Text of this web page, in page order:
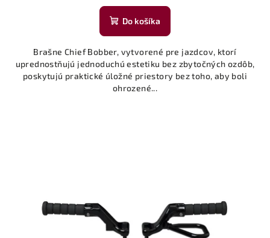
hodnotenie
produktu
z
5
hviezdičiek.
Do košíka
Brašne Chief Bobber, vytvorené pre jazdcov, ktorí
uprednostňujú jednoduchú estetiku bez zbytočných ozdôb,
poskytujú praktické úložné priestory bez toho, aby boli
ohrozené...